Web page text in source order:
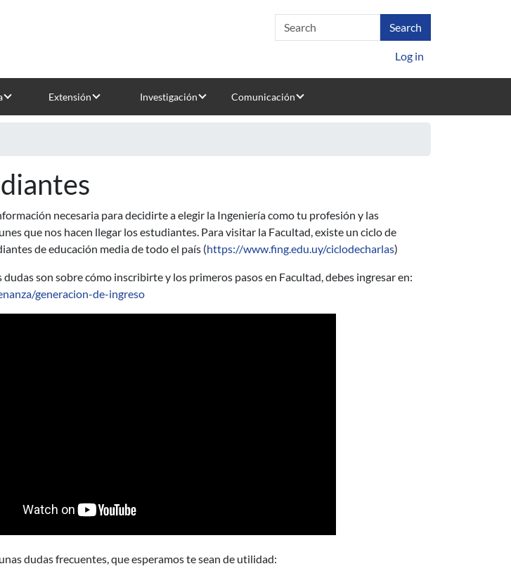
Log in
Extensión Investigación Comunicación
necesaria para decidirte a elegir la Ingeniería como tu profesión y las
que nos hacen llegar los estudiantes. Para visitar la Facultad, existe un ciclo de
de educación media de todo el país (https://www.fing.edu.uy/ciclodecharlas)
son sobre cómo inscribirte y los primeros pasos en Facultad, debes ingresar en:
generacion-de-ingreso
dudas frecuentes, que esperamos te sean de utilidad: